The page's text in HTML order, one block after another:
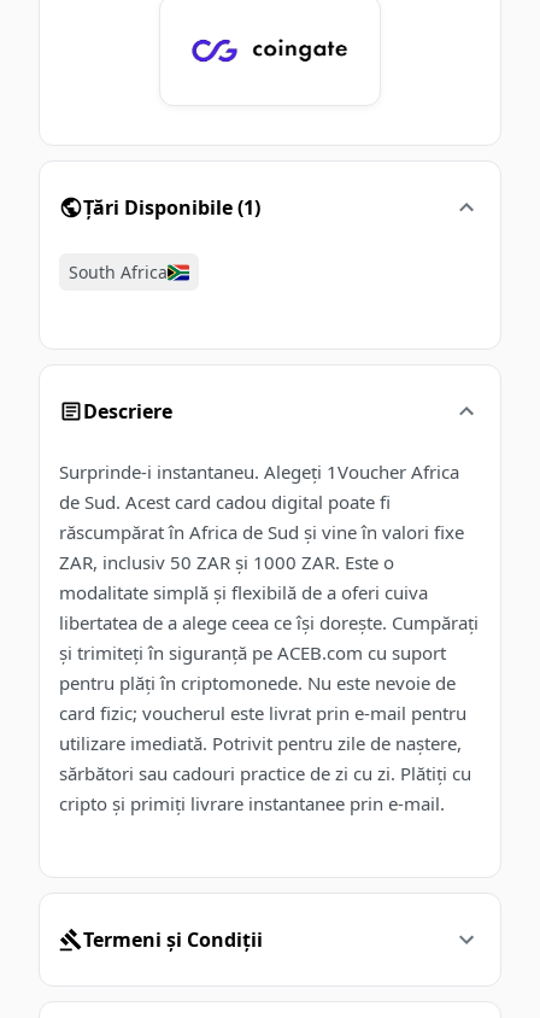
Țări Disponibile(1)
South Africa
Descriere
Surprinde-i instantaneu. Alegeți 1Voucher Africa
de Sud. Acest card cadou digital poate fi
răscumpărat în Africa de Sud și vine în valori fixe
ZAR, inclusiv 50 ZAR și 1000 ZAR. Este o
modalitate simplă și flexibilă de a oferi cuiva
libertatea de a alege ceea ce își dorește. Cumpărați
și trimiteți în siguranță pe ACEB.com cu suport
pentru plăți în criptomonede. Nu este nevoie de
card fizic; voucherul este livrat prin e-mail pentru
utilizare imediată. Potrivit pentru zile de naștere,
sărbători sau cadouri practice de zi cu zi. Plătiți cu
cripto și primiți livrare instantanee prin e-mail.
Termeni și Condiții